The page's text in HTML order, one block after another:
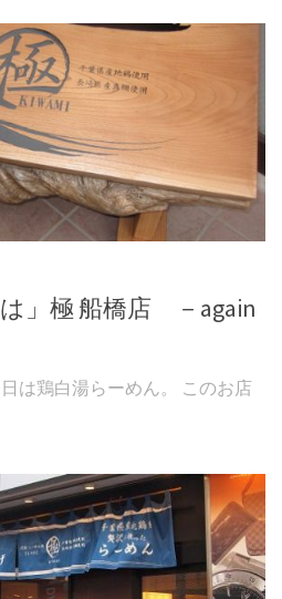
」極 船橋店 －again
は鶏白湯らーめん。 このお店